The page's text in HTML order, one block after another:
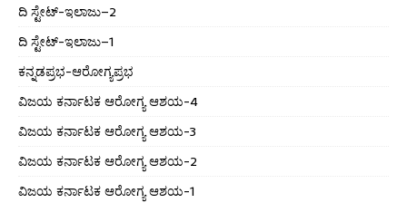
ದಿ ಸ್ಟೇಟ್‌-ಇಲಾಜು–2
ದಿ ಸ್ಟೇಟ್‌-ಇಲಾಜು–1
ಕನ್ನಡಪ್ರಭ-ಆರೋಗ್ಯಪ್ರಭ
ವಿಜಯ ಕರ್ನಾಟಕ ಆರೋಗ್ಯ ಆಶಯ-4
ವಿಜಯ ಕರ್ನಾಟಕ ಆರೋಗ್ಯ ಆಶಯ-3
ವಿಜಯ ಕರ್ನಾಟಕ ಆರೋಗ್ಯ ಆಶಯ-2
ವಿಜಯ ಕರ್ನಾಟಕ ಆರೋಗ್ಯ ಆಶಯ-1